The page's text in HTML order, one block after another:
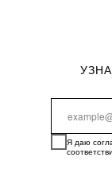
Я даю